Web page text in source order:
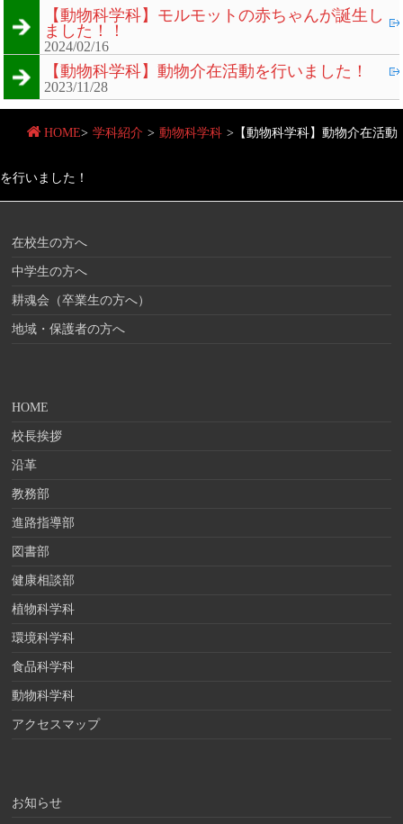
【動物科学科】モルモットの赤ちゃんが誕生し
ました！！
2024/02/16
【動物科学科】動物介在活動を行いました！
2023/11/28
HOME> 学科紹介 > 動物科学科 > 【動物科学科】動物介在活動
を行いました！
在校生の方へ
中学生の方へ
耕魂会（卒業生の方へ）
地域・保護者の方へ
HOME
校長挨拶
沿革
教務部
進路指導部
図書部
健康相談部
植物科学科
環境科学科
食品科学科
動物科学科
アクセスマップ
お知らせ